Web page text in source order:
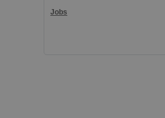
Jobs